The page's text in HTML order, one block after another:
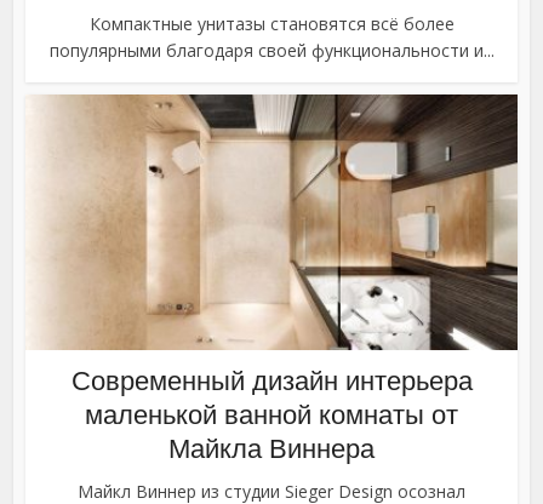
Компактные унитазы становятся всё более
популярными благодаря своей функциональности и...
Современный дизайн интерьера
маленькой ванной комнаты от
Майкла Виннера
Майкл Виннер из студии Sieger Design осознал